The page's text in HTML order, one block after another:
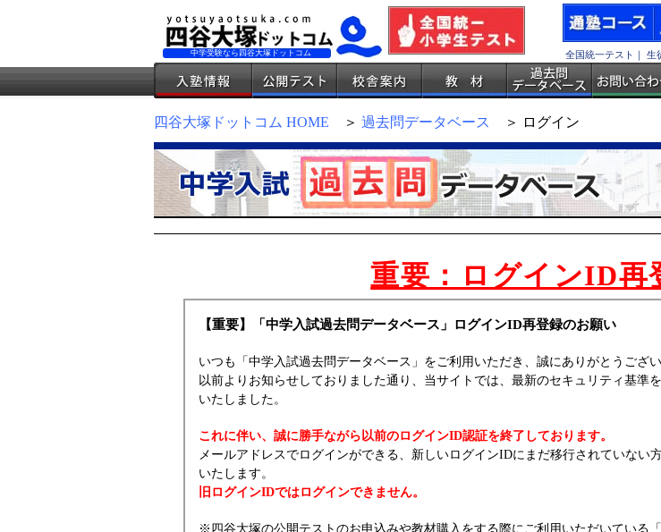
中学受験なら四谷大塚ドットコム 全国統一テスト ｜ 生
四谷大塚ドットコム HOME ＞ 過去問データベース ＞ ログイン
重要：ログインID再
【重要】「中学入試過去問データベース」ログインID再登録のお願い
いつも「中学入試過去問データベース」をご利用いただき、誠にありがとうござい
以前よりお知らせしておりました通り、当サイトでは、最新のセキュリティ基準
いたしました。
これに伴い、誠に勝手ながら以前のログインID認証を終了しております。
メールアドレスでログインができる、新しいログインIDにまだ移行されていな
いたします。
旧ログインIDではログインできません。
※四谷大塚の公開テストのお申込みや教材購入をする際にご利用いただいている